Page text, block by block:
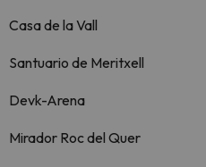
Casa de la Vall
Santuario de Meritxell
Devk-Arena
Mirador Roc del Quer